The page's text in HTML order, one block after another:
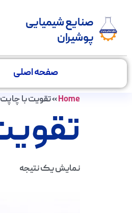
صنایع شیمیایی
پوشیران
صفحه اصلی
Home
»تقویت با
نمایش یک نتیجه